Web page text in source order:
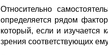
Относительно
определяется рядом
который, если и изучается
зрения соответствующих